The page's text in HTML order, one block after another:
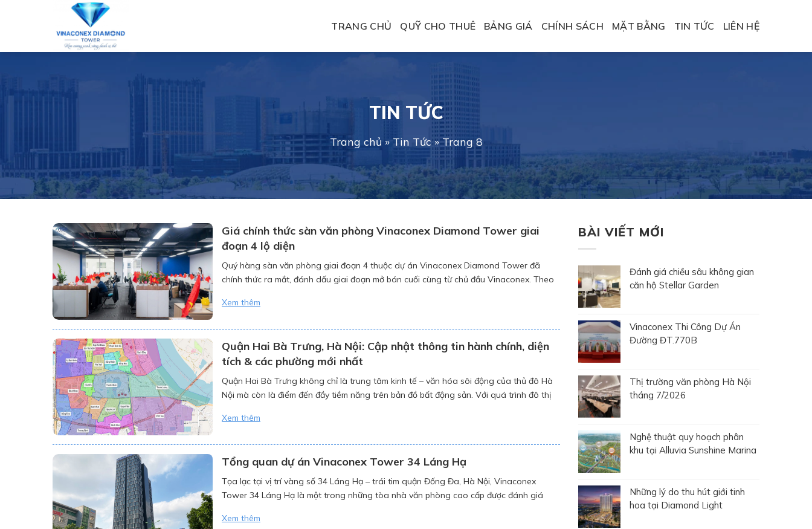
TRANG CHỦ QUỸ CHO THUÊ BẢNG GIÁ CHÍNH SÁCH MẶT BẰNG TIN TỨC LIÊN HỆ
TIN TỨC
Trang chủ »Tin Tức»Trang 8
Giá chính thức sàn văn phòng Vinaconex Diamond Tower giai
đoạn 4 lộ diện
Quý hàng sàn văn phòng giai đoạn 4 thuộc dự án Vinaconex Diamond Tower đã
chính thức ra mắt, đánh dấu giai đoạn mở bán cuối cùng từ chủ đầu Vinaconex. Theo
giai đoạn 3, […]
Xem thêm
Quận Hai Bà Trưng, Hà Nội: Cập nhật thông tin hành chính, diện
tích & các phường mới nhất
Quận Hai Bà Trưng không chỉ là trung tâm kinh tế – văn hóa sôi động của thủ đô Hà
Nội mà còn là điểm đến đầy tiềm năng trên bản đồ bất động sản. Với quá trình đô thị
Xem thêm
Tổng quan dự án Vinaconex Tower 34 Láng Hạ
Tọa lạc tại vị trí vàng số 34 Láng Hạ – trái tim quận Đống Đa, Hà Nội, Vinaconex
Tower 34 Láng Hạ là một trong những tòa nhà văn phòng cao cấp được đánh giá
tiện […]
Xem thêm
BÀI VIẾT MỚI
Đánh giá chiều sâu không gian
căn hộ Stellar Garden
Vinaconex Thi Công Dự Án
Đường ĐT.770B
Thị trường văn phòng Hà Nội
tháng 7/2026
Nghệ thuật quy hoạch phân
khu tại Alluvia Sunshine Marina
Những lý do thu hút giới tinh
hoa tại Diamond Light